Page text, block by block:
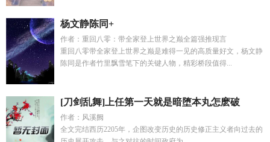
杨文静陈同+
作者：重回八零：带全家登上世界之巅全篇强推现言
重回八零带全家登上世界之巅是难得一见的高质量好文，杨文静
陈同是作者竹里飘雪笔下的关键人物，精彩桥段值得...
[刀剑乱舞]上任第一天就是暗堕本丸怎麽破
作者：风溪阙
全文完结西历2205年，企图改变历史的历史修正主义者向过去的